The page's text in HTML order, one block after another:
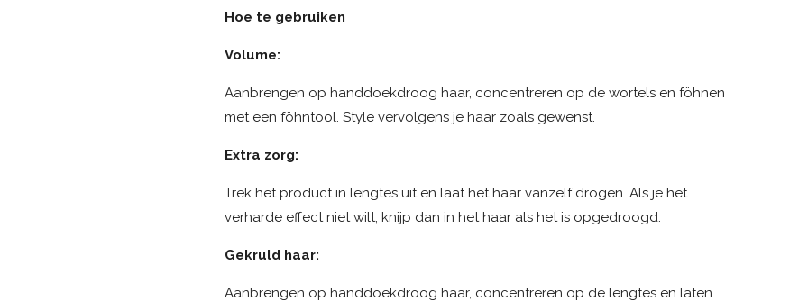
Hoe te gebruiken
Volume:
Aanbrengen op handdoekdroog haar, concentreren op de wortels en föhnen
met een föhntool. Style vervolgens je haar zoals gewenst.
Extra zorg:
Trek het product in lengtes uit en laat het haar vanzelf drogen. Als je het
verharde effect niet wilt, knijp dan in het haar als het is opgedroogd.
Gekruld haar:
Aanbrengen op handdoekdroog haar, concentreren op de lengtes en laten